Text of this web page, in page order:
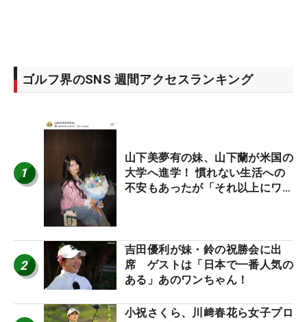
ゴルフ界のSNS 週間アクセスランキング
1
山下美夢有の妹、山下蘭が米国の
大学へ進学！ 慣れない生活への
不安もあったが「それ以上にワク
2
吉田優利が妹・鈴の祝勝会に出
席 ゲストは「日本で一番人気の
ある」あのワンちゃん！
小祝さくら、川﨑春花ら女子プロ